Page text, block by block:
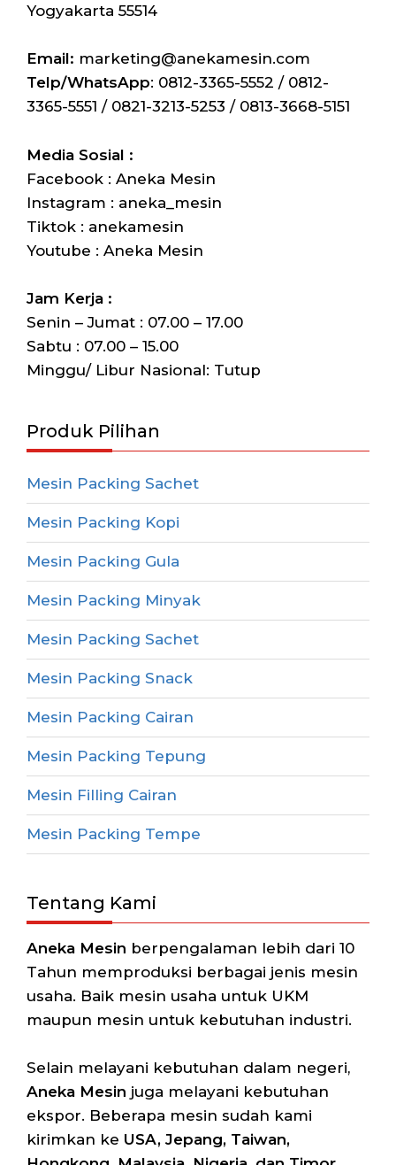
Yogyakarta 55514
Email: marketing@anekamesin.com
Telp/WhatsApp: 0812-3365-5552 / 0812-
3365-5551 / 0821-3213-5253 / 0813-3668-5151
Media Sosial :
Facebook : Aneka Mesin
Instagram : aneka_mesin
Tiktok : anekamesin
Youtube : Aneka Mesin
Jam Kerja :
Senin – Jumat : 07.00 – 17.00
Sabtu : 07.00 – 15.00
Minggu/ Libur Nasional: Tutup
Produk Pilihan
Mesin Packing Sachet
Mesin Packing Kopi
Mesin Packing Gula
Mesin Packing Minyak
Mesin Packing Sachet
Mesin Packing Snack
Mesin Packing Cairan
Mesin Packing Tepung
Mesin Filling Cairan
Mesin Packing Tempe
Tentang Kami
Aneka Mesin berpengalaman lebih dari 10
Tahun memproduksi berbagai jenis mesin
usaha. Baik mesin usaha untuk UKM
maupun mesin untuk kebutuhan industri.
Selain melayani kebutuhan dalam negeri,
Aneka Mesin juga melayani kebutuhan
ekspor. Beberapa mesin sudah kami
kirimkan ke USA, Jepang, Taiwan,